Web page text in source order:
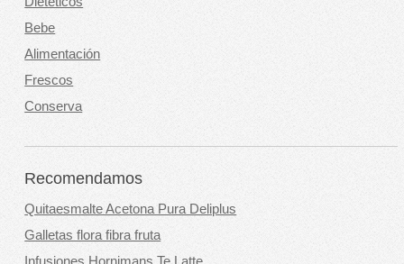
Bebe
Alimentación
Frescos
Conserva
Recomendamos
Quitaesmalte Acetona Pura Deliplus
Galletas flora fibra fruta